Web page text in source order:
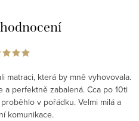
matraci, která by mně vyhovovala.
perfektně zabalená. Cca po 10ti
v pořádku. Velmi milá a
komunikace.